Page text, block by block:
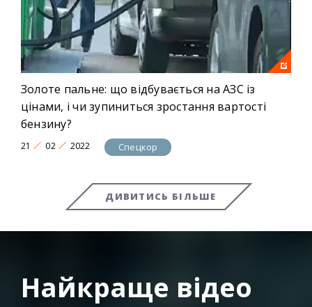
Золоте пальне: що відбувається на АЗС із
цінами, і чи зупиниться зростання вартості
бензину?
21 02 2022 Спецкор
ДИВИТИСЬ БІЛЬШЕ
Найкраще відео